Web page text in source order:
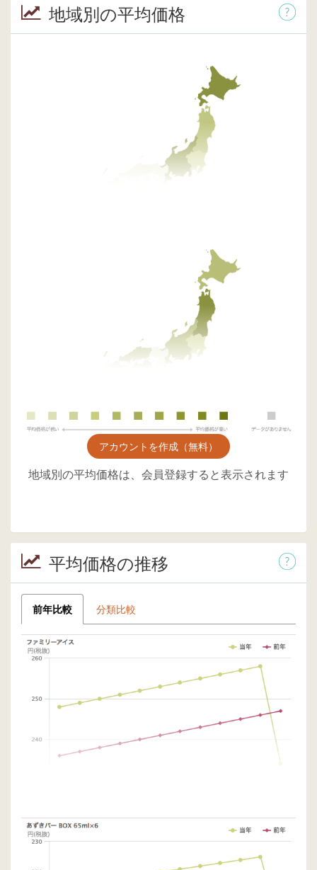
地域別の平均価格
アカウントを作成（無料）
地域別の平均価格は、会員登録すると表示されます
平均価格の推移
前年比較 分類比較